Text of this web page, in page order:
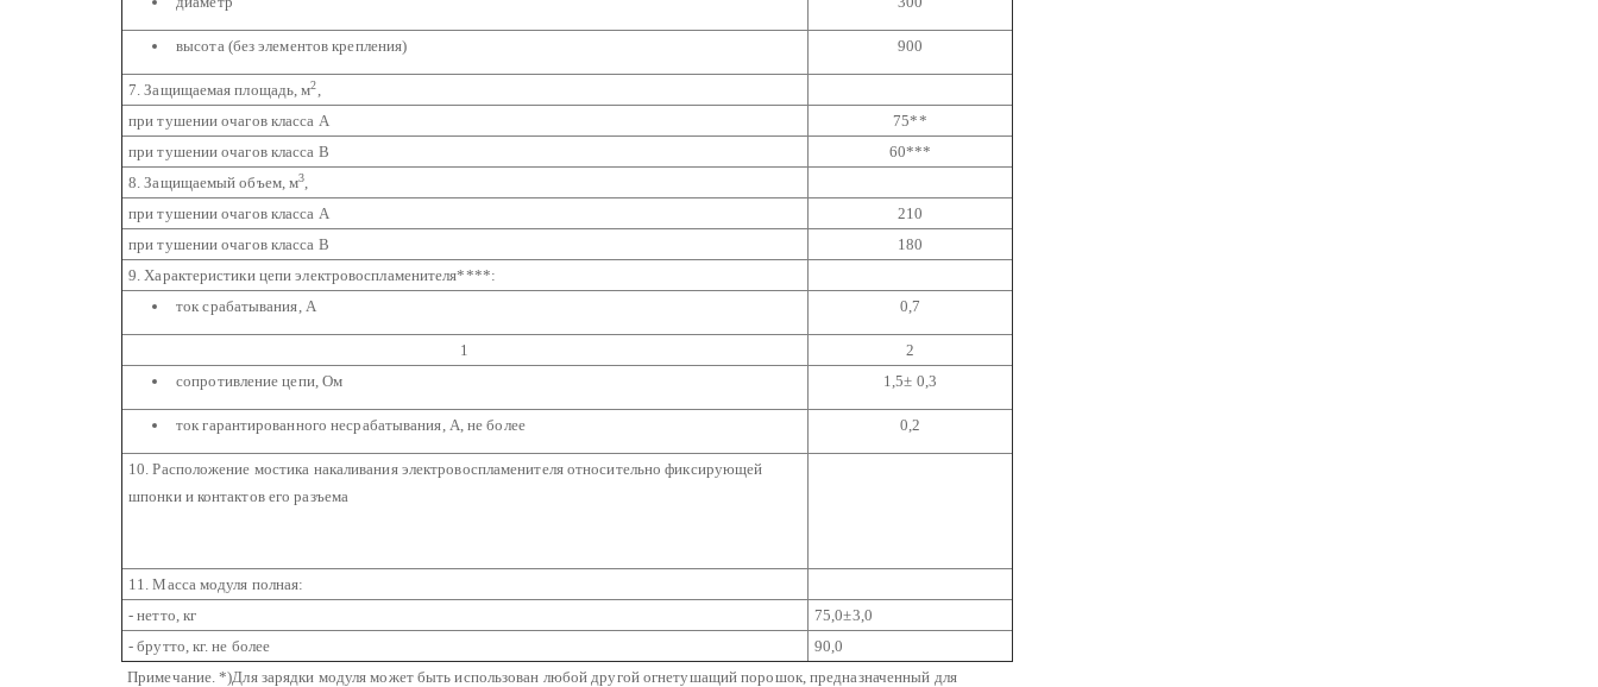
высота (без элементов крепления) 900
7. Защищаемая площадь, м2
при тушении очагов класса А
75**
при тушении очагов класса В
60***
8. Защищаемый объем, м3
при тушении очагов класса А
210
при тушении очагов класса В
180
9. Характеристики цепи электровоспламенителя****:
ток срабатывания, А
0,7
1
2
сопротивление цепи, Ом
1,5± 0,3
ток гарантированного несрабатывания, А, не более 0,2
10. Расположение мостика накаливания электровоспламенителя относительно фиксирующей
шпонки и контактов его разъема
11. Масса модуля полная:
- нетто, кг
75,0±3,0
- брутто, кг. не более
90,0
Примечание. *)Для зарядки модуля может быть использован любой другой огнетушащий порошок, предназначенный для